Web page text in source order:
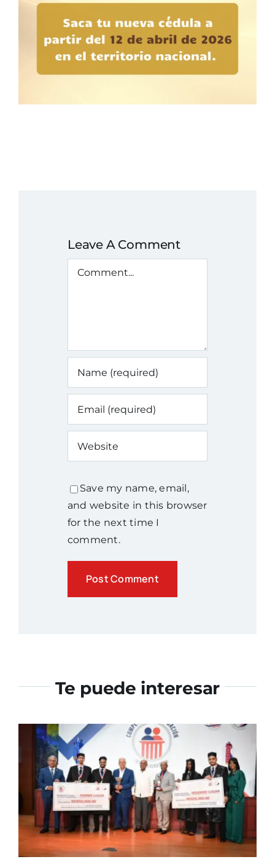
Leave A Comment
Comment
Save my name, email,
and website in this browser
for the next time I
comment.
Te puede interesar